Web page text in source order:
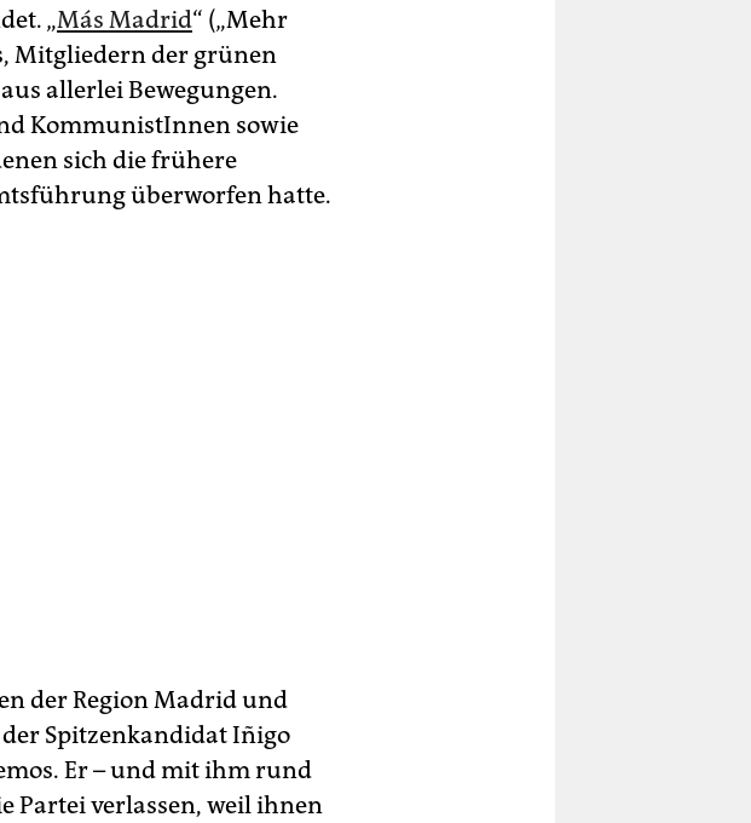
„Más Madrid“ („Mehr
Mitgliedern der grünen
allerlei Bewegungen.
KommunistInnen sowie
sich die frühere
überworfen hatte.
der Region Madrid und
Spitzenkandidat Iñigo
Er – und mit ihm rund
Partei verlassen, weil ihnen